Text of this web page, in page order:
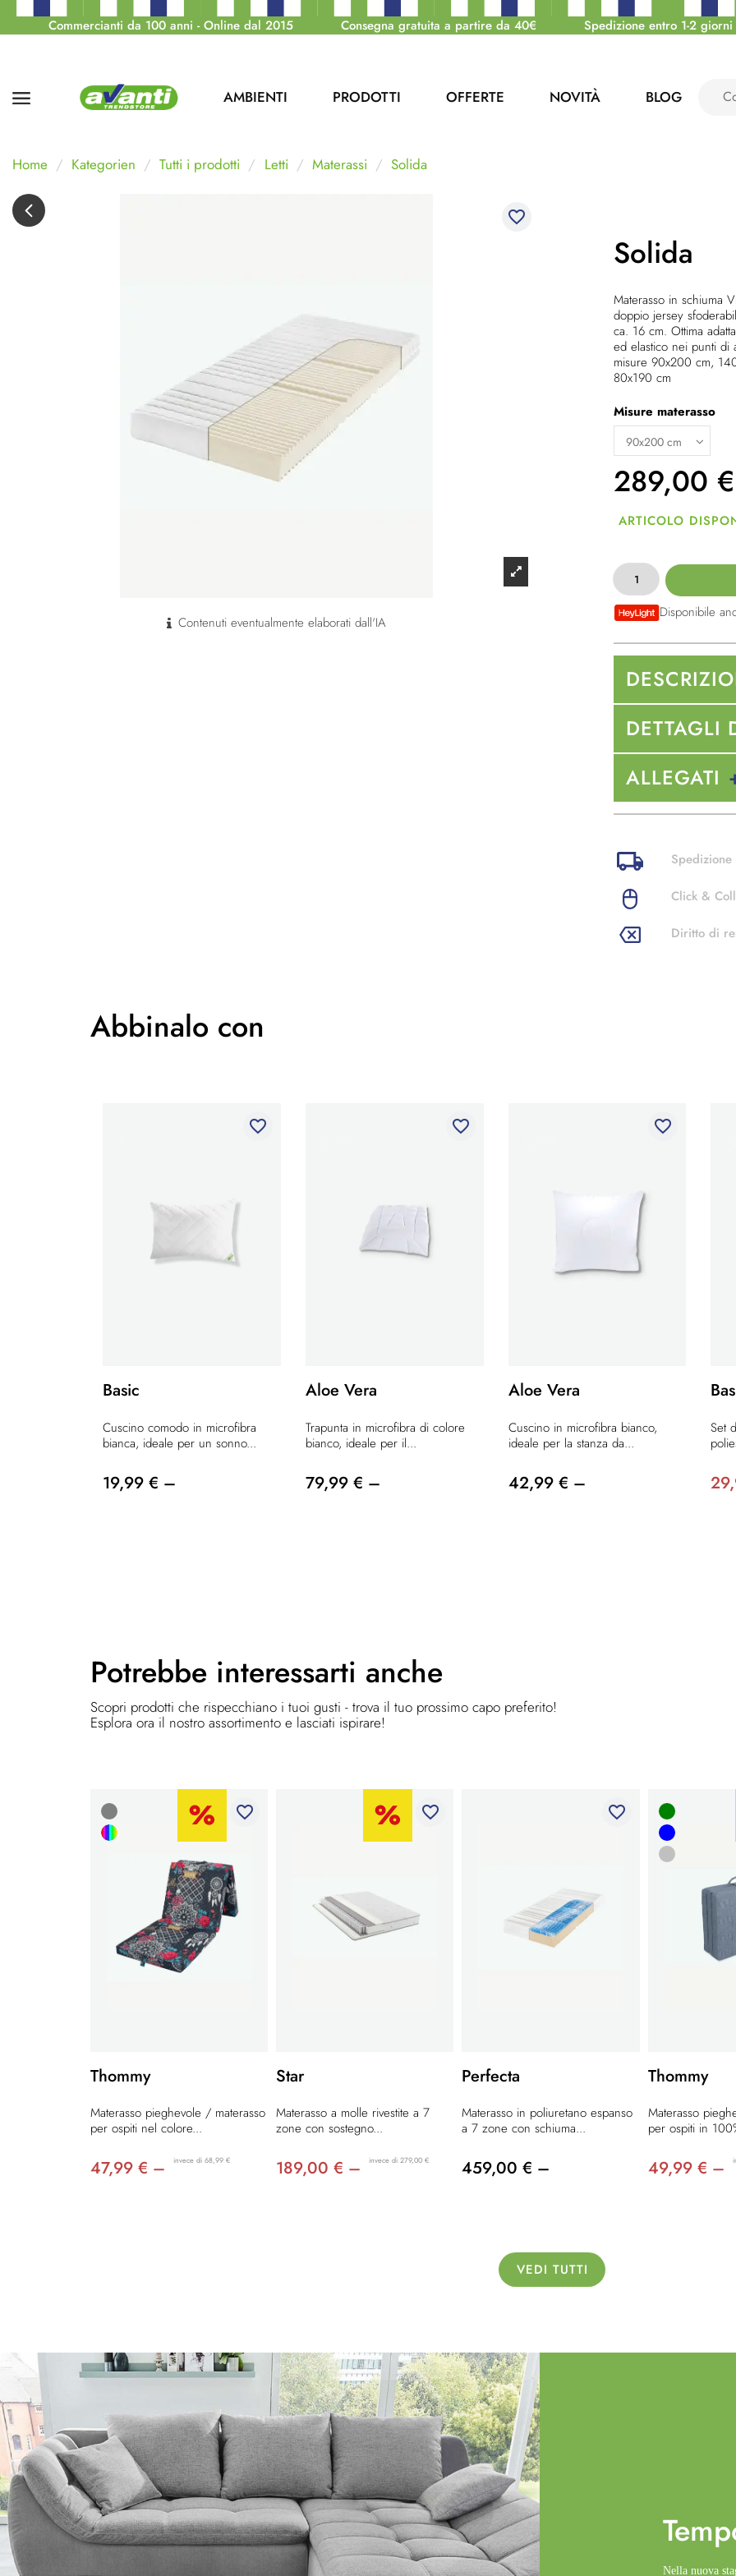
Commercianti da 100 anni - Online dal 2015 Consegna gratuita a partire da 40€ Spedizione entro 1-2
AMBIENTI PRODOTTI OFFERTE NOVITÀ BLOG
Home Kategorien Tutti i prodotti Letti Materassi Solida
favorite_border
Contenuti eventualmente elaborati dall'IA
Solida
Materasso in schiuma
doppio jersey
ca. 16 cm. Ottima
ed elastico nei punti di
misure 90x200 cm,
80x190 cm
Misure materasso
289,00 €
ARTICOLO
Disponibile
DETTAGLI
ALLEGATI
Click &
Diritto di
Abbinalo con
favorite_border
Basic
Cuscino comodo in microfibra
bianca, ideale per un sonno...
19,99 € –
favorite_border
Aloe Vera
Trapunta in microfibra di colore
bianco, ideale per il...
79,99 € –
favorite_border
Aloe Vera
Cuscino in microfibra bianco,
ideale per la stanza da...
42,99 € –
Set
Potrebbe interessarti anche
Scopri prodotti che rispecchiano i tuoi gusti - trova il tuo prossimo capo preferito!
Esplora ora il nostro assortimento e lasciati ispirare!
favorite_border
Thommy
Materasso pieghevole / materasso
per ospiti nel colore...
47,99 € – invece di 68,99 €
favorite_border
Star
Materasso a molle rivestite a 7
zone con sostegno...
189,00 € – invece di 279,00 €
favorite_border
Perfecta
Materasso in poliuretano espanso
a 7 zone con schiuma...
459,00 € –
Thommy
Materasso
per ospiti in
49,99 € –
VEDI TUTTI
Nella nuova